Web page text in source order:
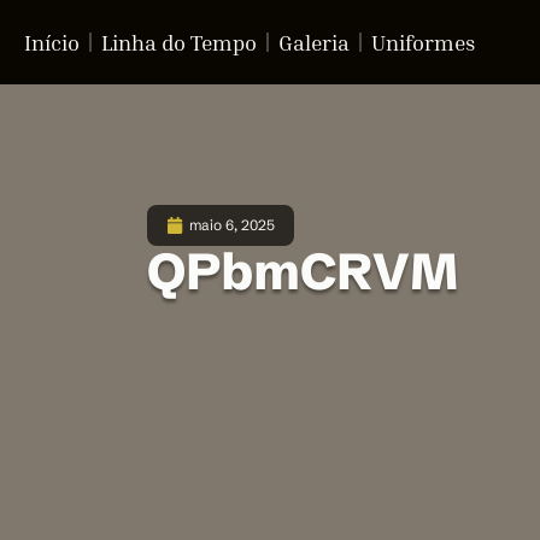
Início Linha do Tempo Galeria Uniformes
maio 6, 2025
QPbmCRVM